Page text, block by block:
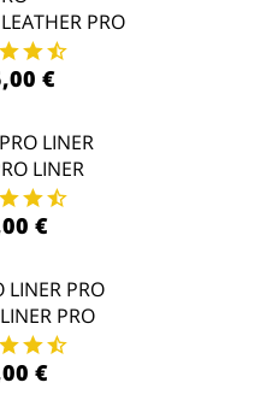
PRO
€
LINER
€
PRO
€